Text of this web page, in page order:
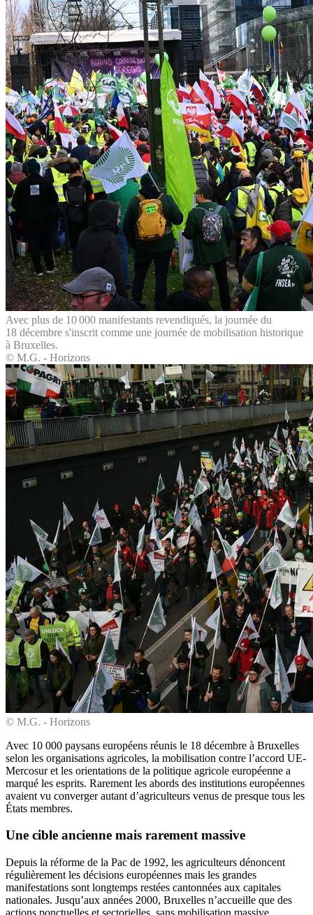
Avec plus de 10 000 manifestants revendiqués, la journée du
18 décembre s'inscrit comme une journée de mobilisation historique
à Bruxelles.
© M.G. - Horizons
© M.G. - Horizons
Avec 10 000 paysans européens réunis le 18 décembre à Bruxelles
selon les organisations agricoles, la mobilisation contre l’accord UE-
Mercosur et les orientations de la politique agricole européenne a
marqué les esprits. Rarement les abords des institutions européennes
avaient vu converger autant d’agriculteurs venus de presque tous les
États membres.
Une cible ancienne mais rarement massive
Depuis la réforme de la Pac de 1992, les agriculteurs dénoncent
régulièrement les décisions européennes mais les grandes
manifestations sont longtemps restées cantonnées aux capitales
nationales. Jusqu’aux années 2000, Bruxelles n’accueille que des